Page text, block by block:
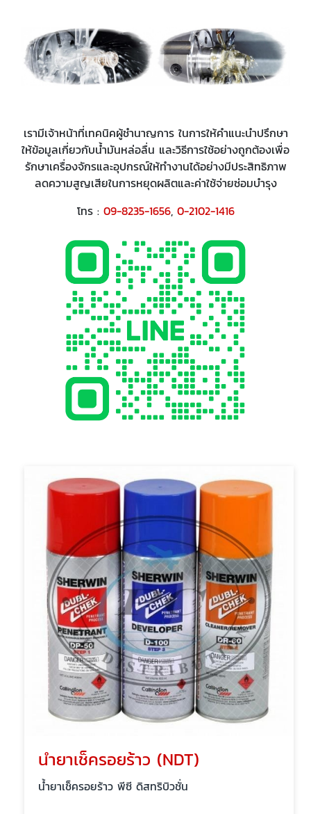
เรามีเจ้าหน้าที่เทคนิคผู้ชำนาญการ ในการให้คำแนะนำปรึกษา
ให้ข้อมูลเกี่ยวกับน้ำมันหล่อลื่น และวิธีการใช้อย่างถูกต้องเพื่อ
รักษาเครื่องจักรและอุปกรณ์ให้ทำงานได้อย่างมีประสิทธิภาพ
ลดความสูญเสียในการหยุดผลิตและค่าใช้จ่ายซ่อมบำรุง
โทร : 09-8235-1656, 0-2102-1416
น้ำยาเช็ครอยร้าว (NDT)
น้ำยาเช็ครอยร้าว พีซี ดิสทริบิวชั่น